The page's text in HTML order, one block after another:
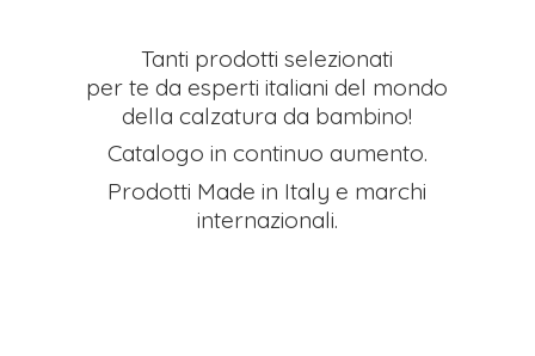
Tanti prodotti selezionati
per te da esperti italiani del mondo
della calzatura da bambino!
Catalogo in continuo aumento.
Prodotti Made in Italy e marchi
internazionali.